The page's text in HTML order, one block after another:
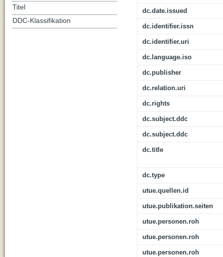
dc.date.issued
dc.identifier.issn
dc.identifier.uri
dc.language.iso
dc.publisher
dc.relation.uri
dc.rights
dc.subject.ddc
dc.subject.ddc
dc.title
dc.type
utue.quellen.id
utue.publikation.seiten
utue.personen.roh
utue.personen.roh
utue.personen.roh
Titel
DDC-Klassifikation